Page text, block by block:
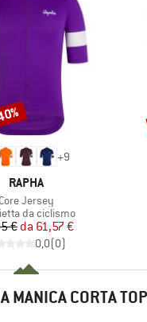
+9
MARCHIO
RAPHA
Articolo
Core Jersey
di prodotti
da ciclismo
Prezzo
€ Prezzo ridotto
da 61,57 €
0,0(0)
MANICA CORTA